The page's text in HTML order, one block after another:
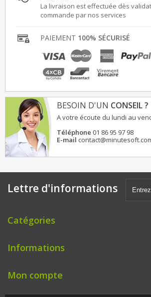
La livraison est effectuée dès
commande par nos services
PAIEMENT 100% SÉCURISÉ
BESOIN D'UN CONSEIL ?
A votre écoute du lundi au
Téléphone 01 86 95 97 98
E-mail
Lettre d'informations
Catégories
Informations
Mon compte